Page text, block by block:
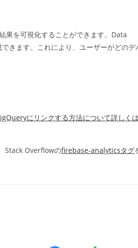
果を可視化することができます。Data
きます。これにより、ユーザーがどのデ
にリンクする方法について詳しく
Stack Overflowのfirebase-analyticsタグ